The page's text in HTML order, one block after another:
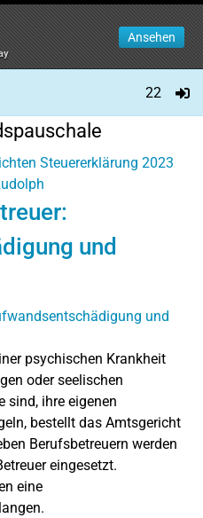
Ansehen
22
Steuererklärung 2023
und
psychischen Krankheit
oder seelischen
sind, ihre eigenen
bestellt das Amtsgericht
Berufsbetreuern werden
eingesetzt.
eine